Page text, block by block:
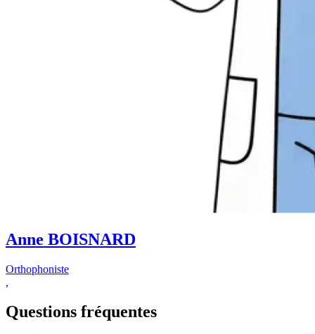
Anne BOISNARD
Orthophoniste
Questions fréquentes